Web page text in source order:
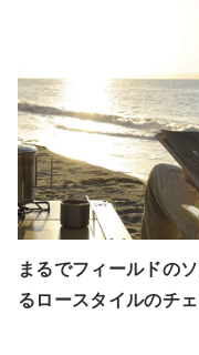
まるでフィールドの
るロースタイルのチェ